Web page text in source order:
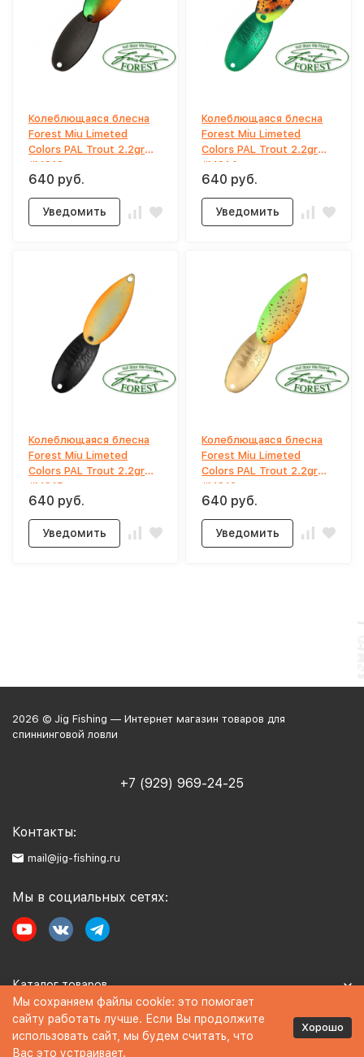
Колеблющаяся блесна
Forest Miu Limeted
Colors PAL Trout 2.2gr
#MC13
640 руб.
Уведомить
Колеблющаяся блесна
Forest Miu Limeted
Colors PAL Trout 2.2gr
#MC14
640 руб.
Уведомить
Колеблющаяся блесна
Forest Miu Limeted
Colors PAL Trout 2.2gr
#MC15
640 руб.
Уведомить
Колеблющаяся блесна
Forest Miu Limeted
Colors PAL Trout 2.2gr
#MC16
640 руб.
Уведомить
2026 © Jig Fishing — Интернет магазин товаров для
спиннинговой ловли
+7 (929) 969-24-25
Контакты:
mail@jig-fishing.ru
Мы в социальных сетях:
Каталог товаров
Информация
Мы сохраняем файлы cookie: это помогает
сайту работать лучше. Если Вы продолжите
использовать сайт, мы будем считать, что
Вас это устраивает.
Хорошо